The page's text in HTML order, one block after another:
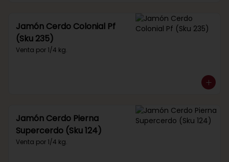
Jamón Cerdo Colonial Pf
(Sku 235)
Venta por 1/4 kg.
Jamón Cerdo Pierna
Supercerdo (Sku 124)
Venta por 1/4 kg.